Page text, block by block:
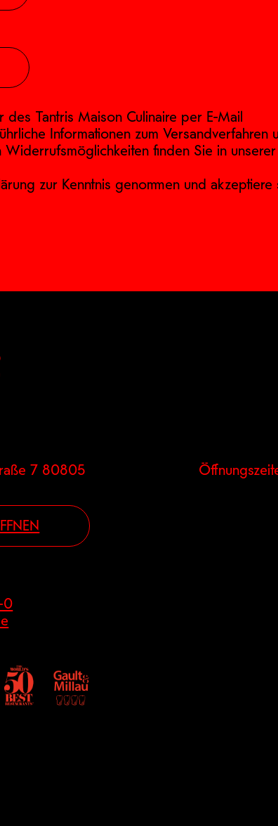
des Tantris Maison Culinaire per E-Mail
Informationen zum Versandverfahren
Widerrufsmöglichkeiten finden Sie in unserer
zur Kenntnis genommen und akzeptiere
7 80805
0